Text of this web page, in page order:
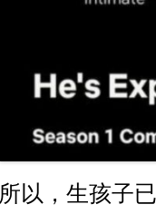
所以，生孩子